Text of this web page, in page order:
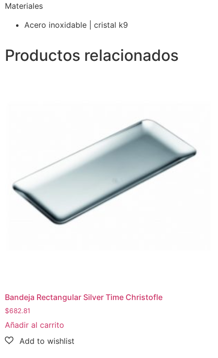
Materiales
Acero inoxidable | cristal k9
Productos relacionados
Bandeja Rectangular Silver Time Christofle
$682.81
Añadir al carrito